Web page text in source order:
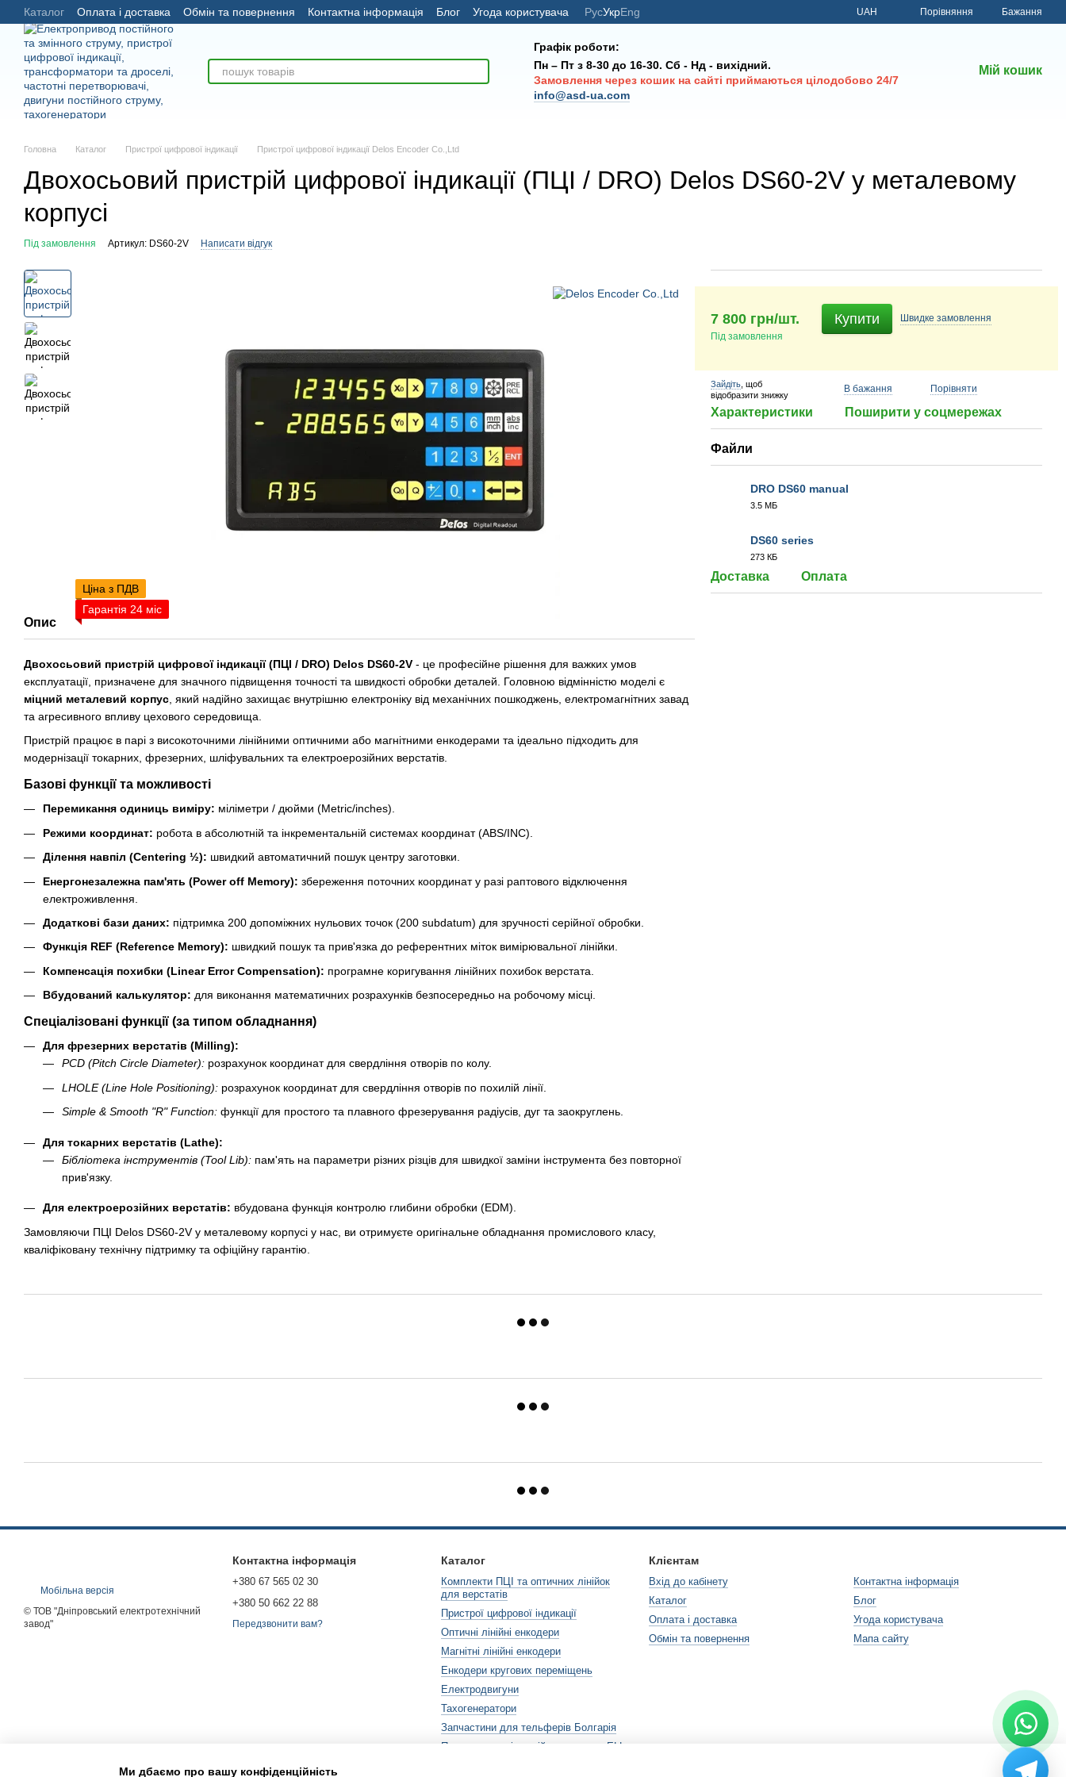
Перейти до основного контенту
Каталог Оплата і доставка Обмін та повернення Контактна інформація Блог Угода користувача РусУкрEng UAH Порівняння Бажання
Графік роботи:
Пн – Пт з 8-30 до 16-30. Сб - Нд - вихідний.
Замовлення через кошик на сайті приймаються цілодобово 24/7
info@asd-ua.com
Мій кошик
Головна Каталог Пристрої цифрової індикації Пристрої цифрової індикації Delos Encoder Co.,Ltd
Двохосьовий пристрій цифрової індикації (ПЦІ / DRO) Delos DS60-2V у металевому
корпусі
Під замовлення Артикул: DS60-2V Написати відгук
Ціна з ПДВ
Гарантія 24 міс
Опис
Двохосьовий пристрій цифрової індикації (ПЦІ / DRO) Delos DS60-2V - це професійне рішення для важких умов
експлуатації, призначене для значного підвищення точності та швидкості обробки деталей. Головною відмінністю моделі є
міцний металевий корпус , який надійно захищає внутрішню електроніку від механічних пошкоджень, електромагнітних завад
та агресивного впливу цехового середовища.
Пристрій працює в парі з високоточними лінійними оптичними або магнітними енкодерами та ідеально підходить для
модернізації токарних, фрезерних, шліфувальних та електроерозійних верстатів.
Базові функції та можливості
Перемикання одиниць виміру: міліметри / дюйми (Metric/inches).
Режими координат: робота в абсолютній та інкрементальній системах координат (ABS/INC).
Ділення навпіл (Centering ½): швидкий автоматичний пошук центру заготовки.
Енергонезалежна пам'ять (Power off Memory): збереження поточних координат у разі раптового відключення
електроживлення.
Додаткові бази даних: підтримка 200 допоміжних нульових точок (200 subdatum) для зручності серійної обробки.
Функція REF (Reference Memory): швидкий пошук та прив'язка до референтних міток вимірювальної лінійки.
Компенсація похибки (Linear Error Compensation): програмне коригування лінійних похибок верстата.
Вбудований калькулятор: для виконання математичних розрахунків безпосередньо на робочому місці.
Спеціалізовані функції (за типом обладнання)
Для фрезерних верстатів (Milling):
PCD (Pitch Circle Diameter): розрахунок координат для свердління отворів по колу.
LHOLE (Line Hole Positioning): розрахунок координат для свердління отворів по похилій лінії.
Simple & Smooth "R" Function: функції для простого та плавного фрезерування радіусів, дуг та заокруглень.
Для токарних верстатів (Lathe):
Бібліотека інструментів (Tool Lib): пам'ять на параметри різних різців для швидкої заміни інструмента без повторної
прив'язку.
Для електроерозійних верстатів: вбудована функція контролю глибини обробки (EDM).
Замовляючи ПЦІ Delos DS60-2V у металевому корпусі у нас, ви отримуєте оригінальне обладнання промислового класу,
кваліфіковану технічну підтримку та офіційну гарантію.
7 800 грн/шт.
Під замовлення
Купити Швидке замовлення
Зайдіть , щоб
відобразити знижку
В бажання Порівняти
Характеристики Поширити у соцмережах
Файли
DRO DS60 manual
3.5 МБ
DS60 series
273 КБ
Доставка Оплата
Мобільна версія
© ТОВ "Дніпровський електротехнічний
завод"
Контактна інформація
+380 67 565 02 30
+380 50 662 22 88
Передзвонити вам?
Каталог
Комплекти ПЦІ та оптичних лінійок
для верстатів
Пристрої цифрової індикації
Оптичні лінійні енкодери
Магнітні лінійні енкодери
Енкодери кругових переміщень
Електродвигуни
Тахогенератори
Запчастини для тельферів Болгарія
Перетворювачі постійного струму ELL
Клієнтам
Вхід до кабінету
Каталог
Оплата і доставка
Обмін та повернення
Контактна інформація
Блог
Угода користувача
Мапа сайту
Ми дбаємо про вашу конфіденційність